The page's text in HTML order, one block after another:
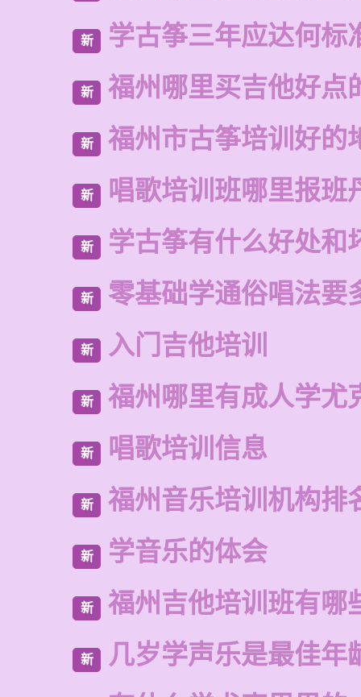
新 学古筝三年应达何标
新 福州哪里买吉他好点
新 福州市古筝培训好的
新 唱歌培训班哪里报班
新 学古筝有什么好处和
新 零基础学通俗唱法要
新 入门吉他培训
新 福州哪里有成人学尤
新 唱歌培训信息
新 福州音乐培训机构排
新 学音乐的体会
新 福州吉他培训班有哪
新
几岁学声乐是最佳年